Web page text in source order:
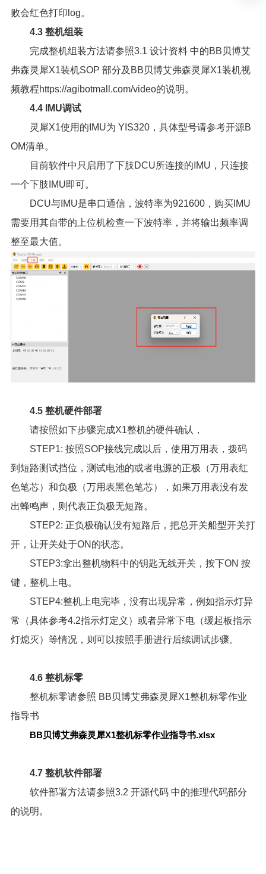
败会红色打印log。
4.3 整机组装
完成整机组装方法请参照3.1 设计资料 中的BB贝博艾
弗森灵犀X1装机SOP 部分及BB贝博艾弗森灵犀X1装机视
频教程https://agibotmall.com/video的说明。
4.4 IMU调试
灵犀X1使用的IMU为 YIS320，具体型号请参考开源B
OM清单。
目前软件中只启用了下肢DCU所连接的IMU，只连接
一个下肢IMU即可。
DCU与IMU是串口通信，波特率为921600，购买IMU
需要用其自带的上位机检查一下波特率，并将输出频率调
整至最大值。
4.5 整机硬件部署
请按照如下步骤完成X1整机的硬件确认，
STEP1: 按照SOP接线完成以后，使用万用表，拨码
到短路测试挡位，测试电池的或者电源的正极（万用表红
色笔芯）和负极（万用表黑色笔芯），如果万用表没有发
出蜂鸣声，则代表正负极无短路。
STEP2: 正负极确认没有短路后，把总开关船型开关打
开，让开关处于ON的状态。
STEP3:拿出整机物料中的钥匙无线开关，按下ON 按
键，整机上电。
STEP4:整机上电完毕，没有出现异常，例如指示灯异
常（具体参考4.2指示灯定义）或者异常下电（缓起板指示
灯熄灭）等情况，则可以按照手册进行后续调试步骤。
4.6 整机标零
整机标零请参照 BB贝博艾弗森灵犀X1整机标零作业
指导书
BB贝博艾弗森灵犀X1整机标零作业指导书.xlsx
4.7 整机软件部署
软件部署方法请参照3.2 开源代码中的推理代码部分
的说明。